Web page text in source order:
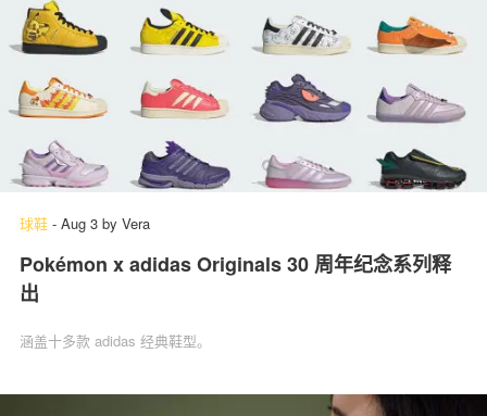
球鞋 - Aug 3 by Vera
Pokémon x adidas Originals 30 周年纪念系列释
出
涵盖十多款 adidas 经典鞋型。